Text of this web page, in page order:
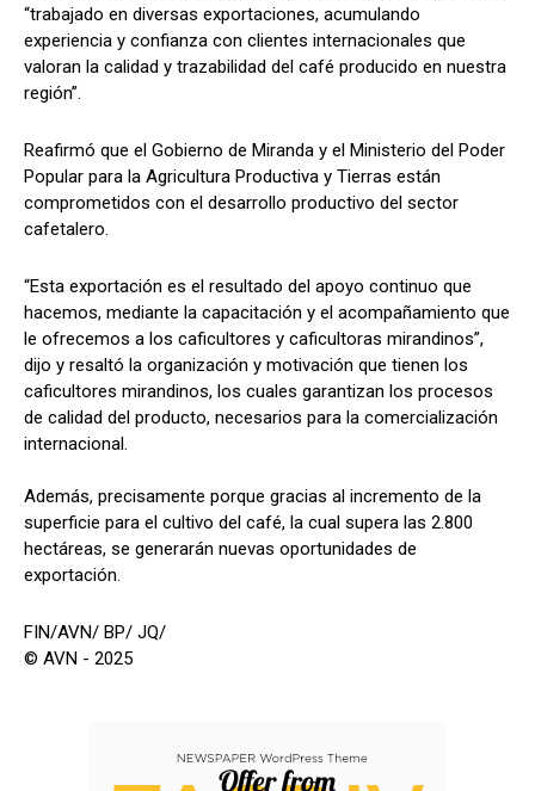
“trabajado en diversas exportaciones, acumulando
experiencia y confianza con clientes internacionales que
valoran la calidad y trazabilidad del café producido en nuestra
región”.
Reafirmó que el Gobierno de Miranda y el Ministerio del Poder
Popular para la Agricultura Productiva y Tierras están
comprometidos con el desarrollo productivo del sector
cafetalero.
“Esta exportación es el resultado del apoyo continuo que
hacemos, mediante la capacitación y el acompañamiento que
le ofrecemos a los caficultores y caficultoras mirandinos”,
dijo y resaltó la organización y motivación que tienen los
caficultores mirandinos, los cuales garantizan los procesos
de calidad del producto, necesarios para la comercialización
internacional.
Además, precisamente porque gracias al incremento de la
superficie para el cultivo del café, la cual supera las 2.800
hectáreas, se generarán nuevas oportunidades de
exportación.
FIN/AVN/ BP/ JQ/
© AVN - 2025